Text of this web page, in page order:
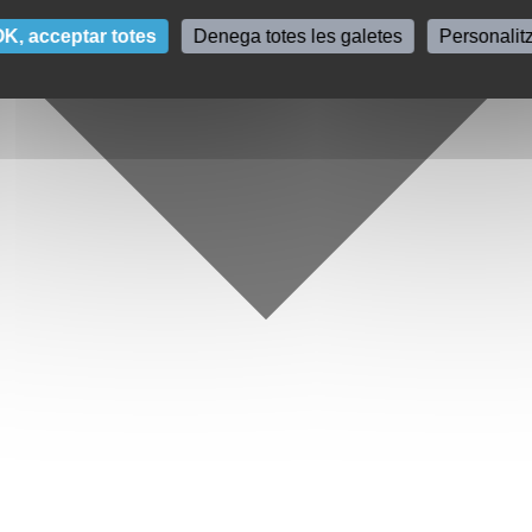
acceptar totes Denega totes les galetes